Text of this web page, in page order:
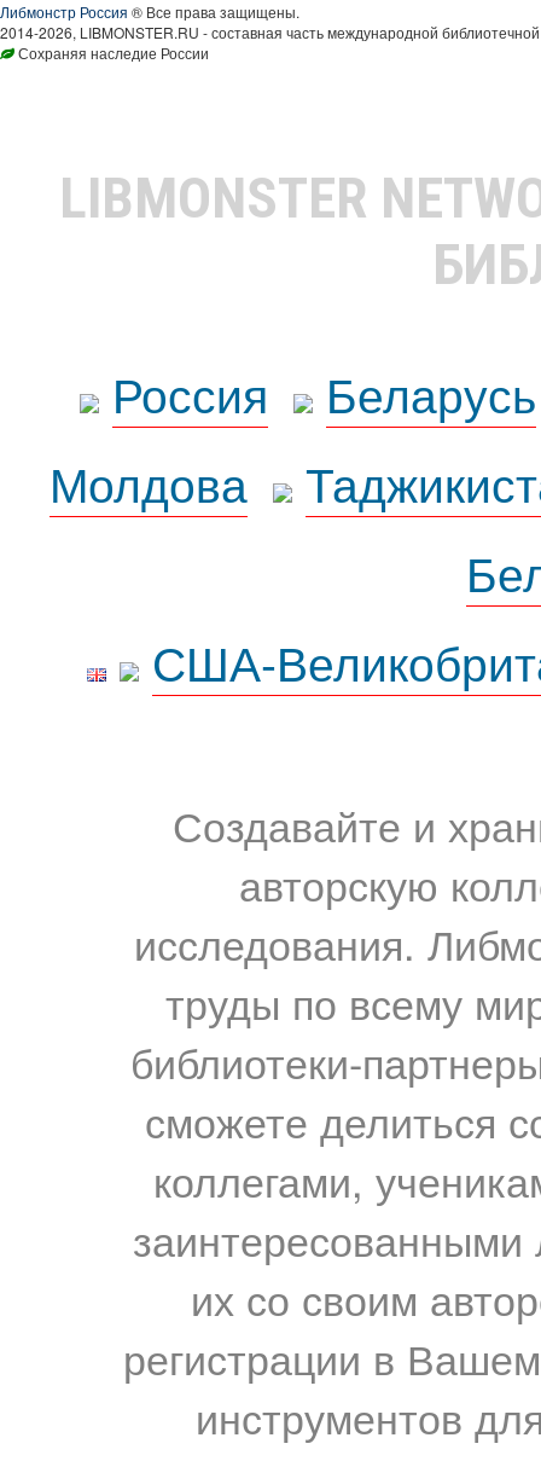
Либмонстр Россия ® Все права защищены.
2014-2026, LIBMONSTER.RU - составная часть международной
Сохраняя наследие России
LIBMONSTER
Россия
Беларусь
Молдова
США-
Создавайте и
авторскую
исследования.
труды по всему
библиотеки-
сможете делиться
коллегами,
их со своим
регистрации в
инструментов